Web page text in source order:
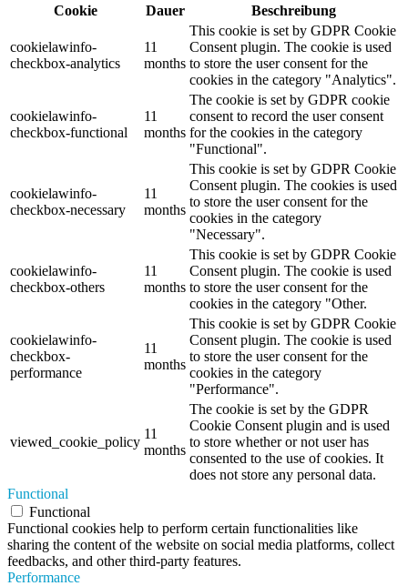
Cookie
Dauer Beschreibung
cookielawinfo-
checkbox-analytics
11
months
This cookie is set by GDPR Cookie
Consent plugin. The cookie is used
to store the user consent for the
cookies in the category "Analytics".
cookielawinfo-
checkbox-functional
11
months
The cookie is set by GDPR cookie
consent to record the user consent
for the cookies in the category
"Functional".
cookielawinfo-
checkbox-necessary
11
months
This cookie is set by GDPR Cookie
Consent plugin. The cookies is used
to store the user consent for the
cookies in the category
"Necessary".
cookielawinfo-
checkbox-others
11
months
This cookie is set by GDPR Cookie
Consent plugin. The cookie is used
to store the user consent for the
cookies in the category "Other.
cookielawinfo-
checkbox-
performance
11
months
This cookie is set by GDPR Cookie
Consent plugin. The cookie is used
to store the user consent for the
cookies in the category
"Performance".
viewed_cookie_policy
11
months
The cookie is set by the GDPR
Cookie Consent plugin and is used
to store whether or not user has
consented to the use of cookies. It
does not store any personal data.
Functional
Functional
Functional cookies help to perform certain functionalities like
sharing the content of the website on social media platforms, collect
feedbacks, and other third-party features.
Performance